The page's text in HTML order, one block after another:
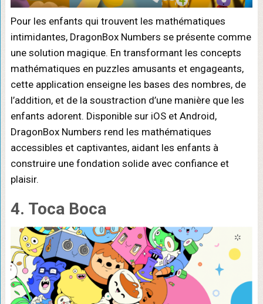
Pour les enfants qui trouvent les mathématiques
intimidantes, DragonBox Numbers se présente comme
une solution magique. En transformant les concepts
mathématiques en puzzles amusants et engageants,
cette application enseigne les bases des nombres, de
l’addition, et de la soustraction d’une manière que les
enfants adorent. Disponible sur iOS et Android,
DragonBox Numbers rend les mathématiques
accessibles et captivantes, aidant les enfants à
construire une fondation solide avec confiance et
plaisir.
4. Toca Boca